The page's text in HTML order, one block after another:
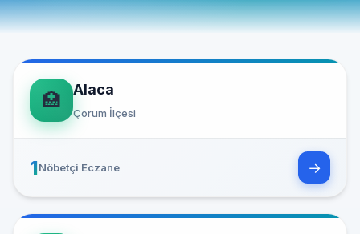
🏥 Alaca
Çorum İlçesi
1Nöbetçi Eczane →